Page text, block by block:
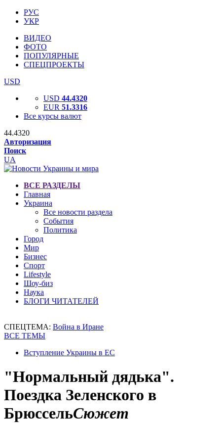
РУС
УКР
ВИДЕО
ФОТО
ПОПУЛЯРНЫЕ
СПЕЦПРОЕКТЫ
USD
USD 44.4320
EUR 51.3316
Все курсы валют
44.4320
Авторизация
Поиск
UA
ВСЕ РАЗДЕЛЫ
Главная
Украина
Все новости раздела
События
Политика
Город
Мир
Бизнес
Спорт
Lifestyle
Шоу-биз
Наука
БЛОГИ ЧИТАТЕЛЕЙ
СПЕЦТЕМА: Война в Иране
ВСЕ ТЕМЫ
Вступление Украины в ЕС
"Нормальный дядька".
Поездка Зеленского в
БрюссельСюжет